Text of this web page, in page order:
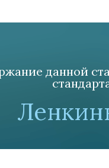
данной